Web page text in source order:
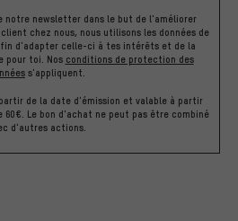
notre newsletter dans le but de l'améliorer
chez nous, nous utilisons les données de
d'adapter celle-ci à tes intérêts et de la
pour toi. Nos conditions de protection des
s'appliquent.
de la date d'émission et valable à partir
60€. Le bon d'achat ne peut pas être combiné
d'autres actions.